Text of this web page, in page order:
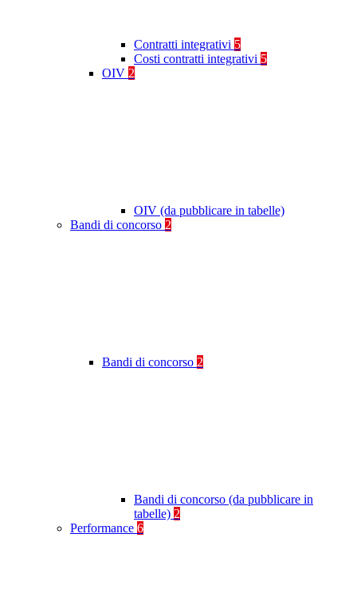
Contratti integrativi 5
Costi contratti integrativi 5
OIV 2
OIV (da pubblicare in tabelle)
Bandi di concorso 2
Bandi di concorso 2
Bandi di concorso (da pubblicare in
tabelle) 2
Performance 6